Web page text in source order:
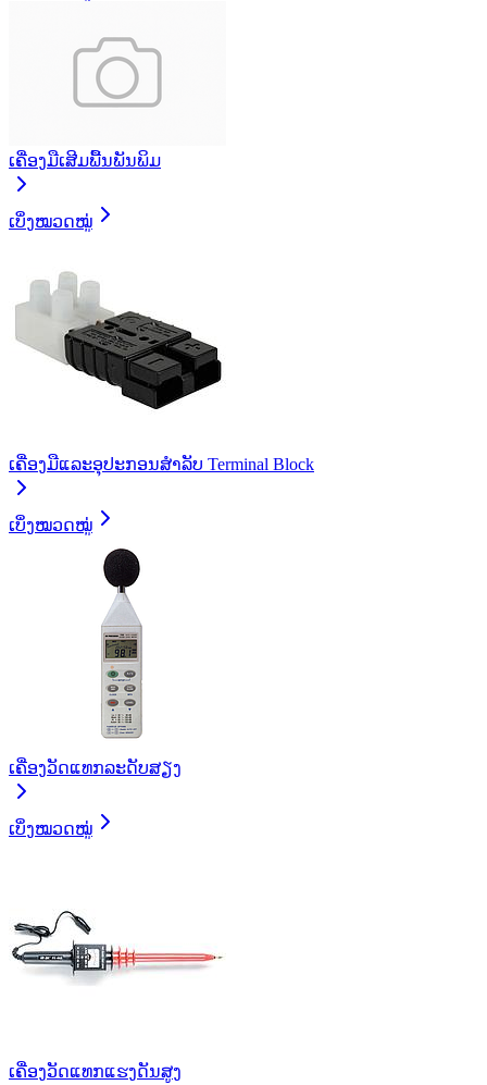
ເຄື່ອງມືເສີມພື້ນພັນພິມ
ເບິ່ງໝວດໝູ່
ເຄື່ອງມືແລະອຸປະກອນສຳລັບ Terminal Block
ເບິ່ງໝວດໝູ່
ເຄື່ອງວັດແທກລະດັບສຽງ
ເບິ່ງໝວດໝູ່
ເຄື່ອງວັດແທກແຮງດັນສູງ